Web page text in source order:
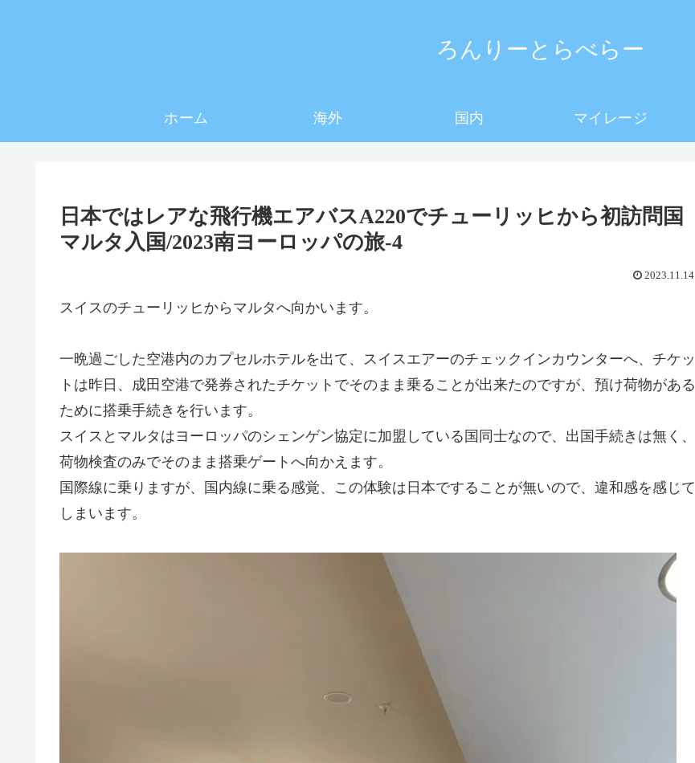
ろんりーとらべらー
ホーム 海外 国内 マイレージ
日本ではレアな飛行機エアバスA220でチューリッヒから初訪問国
マルタ入国/2023南ヨーロッパの旅-4
2023.11.14
スイスのチューリッヒからマルタへ向かいます。
一晩過ごした空港内のカプセルホテルを出て、スイスエアーのチェックインカウンターへ、チケッ
トは昨日、成田空港で発券されたチケットでそのまま乗ることが出来たのですが、預け荷物がある
ために搭乗手続きを行います。
スイスとマルタはヨーロッパのシェンゲン協定に加盟している国同士なので、出国手続きは無く、
荷物検査のみでそのまま搭乗ゲートへ向かえます。
国際線に乗りますが、国内線に乗る感覚、この体験は日本ですることが無いので、違和感を感じて
しまいます。